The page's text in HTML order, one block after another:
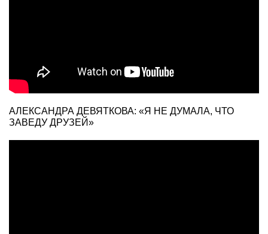
АЛЕКСАНДРА ДЕВЯТКОВА: «Я НЕ ДУМАЛА, ЧТО
ЗАВЕДУ ДРУЗЕЙ»